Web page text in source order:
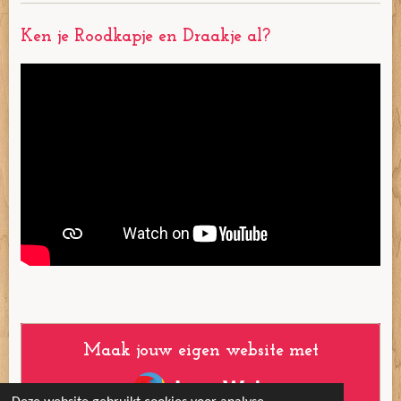
o
k
r
e
s
g
r
a
b
Ken je Roodkapje en Draakje al?
Maak jouw eigen website met
JouwWeb